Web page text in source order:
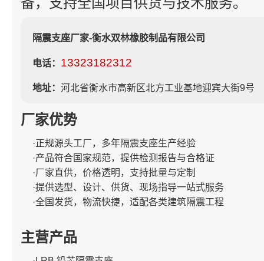
隔震支座厂家-衡水双林橡胶制品有限公司
电话： 13323182312
地址： 河北省衡水市高新区北方工业基地迎宾大街9号
厂家优势
·正规源头工厂，多年隔震支座生产经验
·产品符合国家规范，提供检测报告与合格证
·厂家直供，价格透明，支持批量与定制
·提供选型、设计、供货、现场指导一站式服务
·全国发货，物流快捷，适配各类建筑隔震工程
主营产品